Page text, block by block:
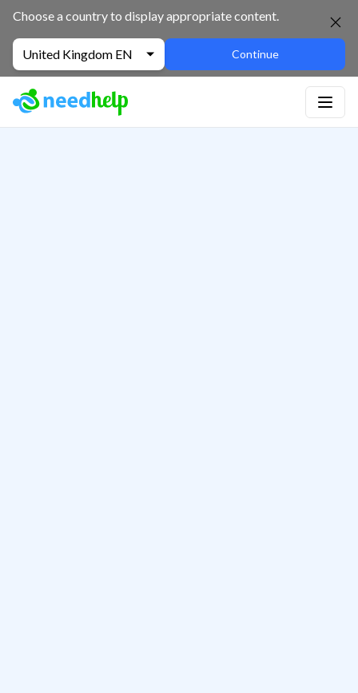
Choose a country to display appropriate content.
United Kingdom EN Continue